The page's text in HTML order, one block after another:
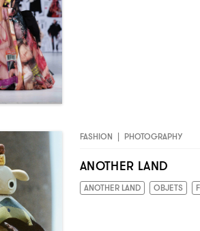
FASHION | PHOTOGRAPHY
ANOTHER LAND
ANOTHER LAND OBJETS